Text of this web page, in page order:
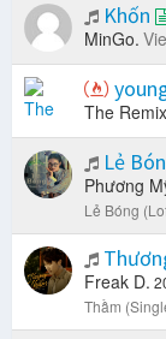
Khốn
MinGo.
The
Lẻ
Phương
Lẻ Bóng
Freak D.
Thầm